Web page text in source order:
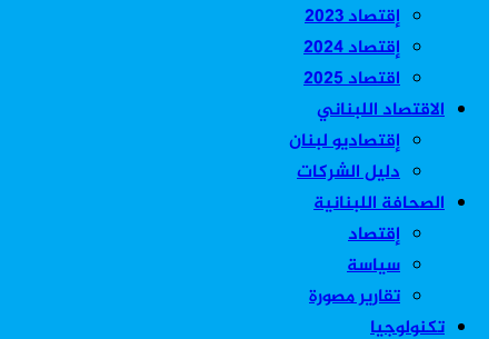
إقتصاد 2023
إقتصاد 2024
اقتصاد 2025
الاقتصاد اللبناني
إقتصاديو لبنان
دليل الشركات
الصحافة اللبنانية
إقتصاد
سياسة
تقارير مصورة
تكنولوجيا